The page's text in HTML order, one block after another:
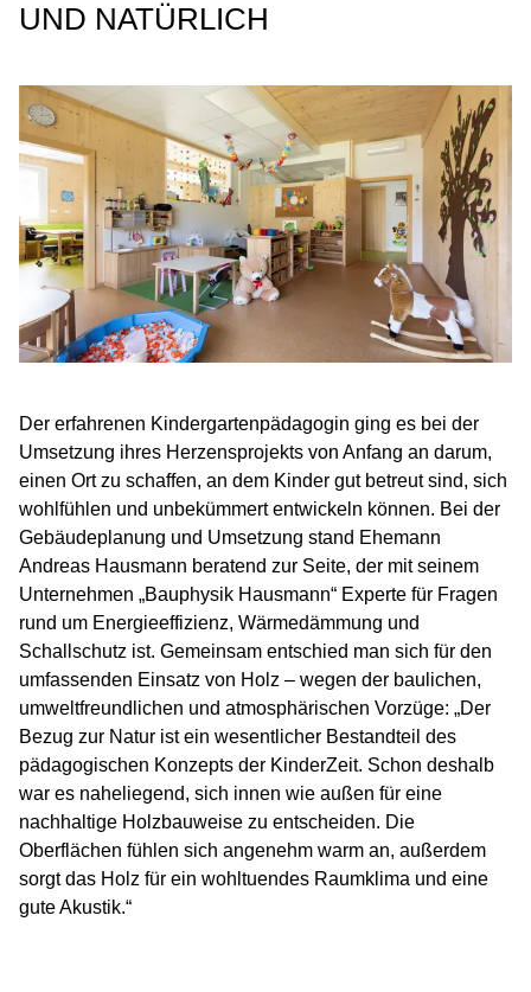
UND NATÜRLICH
Der erfahrenen Kindergartenpädagogin ging es bei der
Umsetzung ihres Herzensprojekts von Anfang an darum,
einen Ort zu schaffen, an dem Kinder gut betreut sind, sich
wohlfühlen und unbekümmert entwickeln können. Bei der
Gebäudeplanung und Umsetzung stand Ehemann
Andreas Hausmann beratend zur Seite, der mit seinem
Unternehmen „Bauphysik Hausmann“ Experte für Fragen
rund um Energieeffizienz, Wärmedämmung und
Schallschutz ist. Gemeinsam entschied man sich für den
umfassenden Einsatz von Holz – wegen der baulichen,
umweltfreundlichen und atmosphärischen Vorzüge: „Der
Bezug zur Natur ist ein wesentlicher Bestandteil des
pädagogischen Konzepts der KinderZeit. Schon deshalb
war es naheliegend, sich innen wie außen für eine
nachhaltige Holzbauweise zu entscheiden. Die
Oberflächen fühlen sich angenehm warm an, außerdem
sorgt das Holz für ein wohltuendes Raumklima und eine
gute Akustik.“